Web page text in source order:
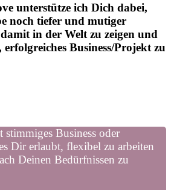
unterstütze ich Dich dabei,
noch tiefer und mutiger
in der Welt zu zeigen und
Business/Projekt zu
stimmiges Business oder
Dir erlaubt, flexibel zu arbeiten
Deinen Bedürfnissen zu